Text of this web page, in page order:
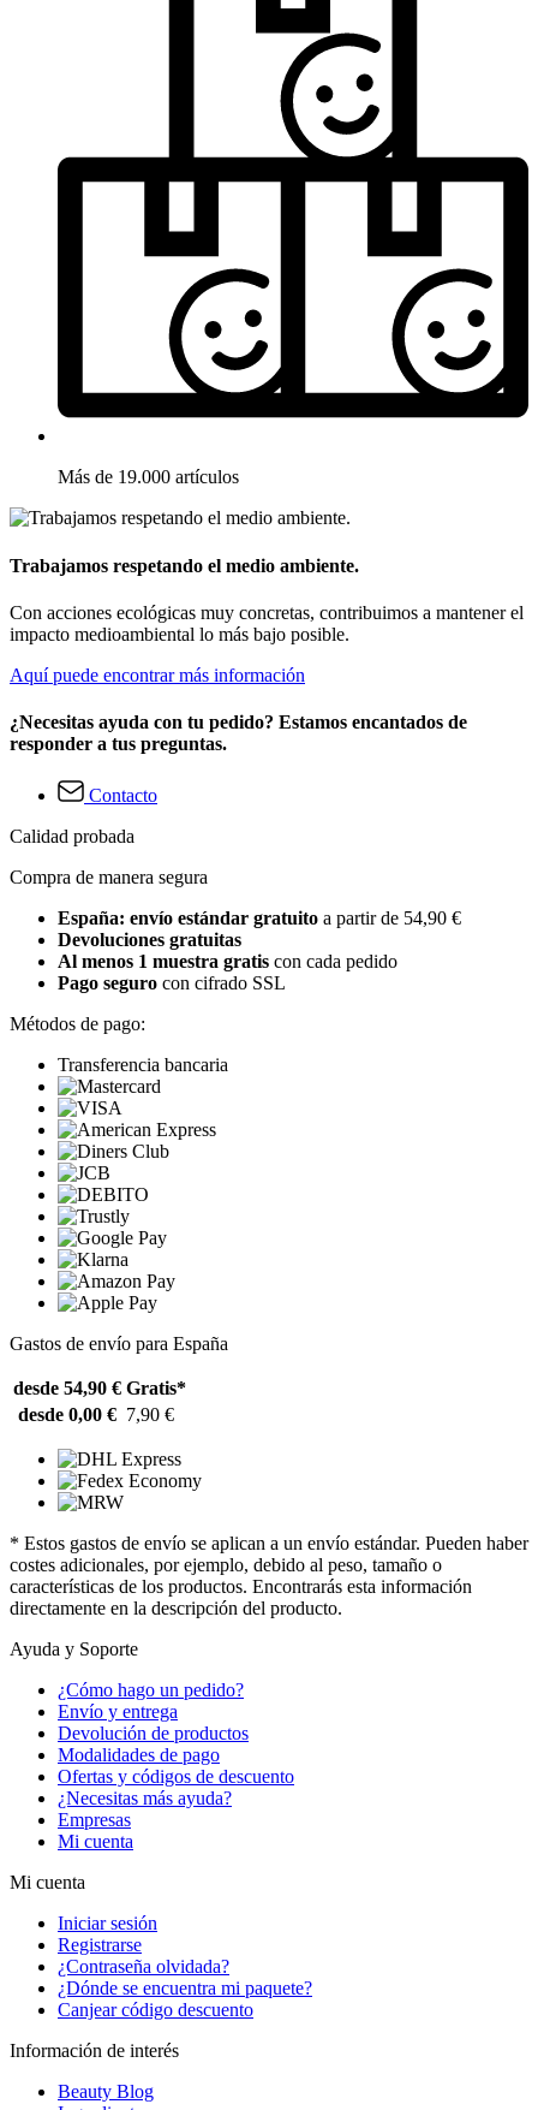
Más de 19.000 artículos
Trabajamos respetando el medio ambiente.
Con acciones ecológicas muy concretas, contribuimos a mantener el
impacto medioambiental lo más bajo posible.
Aquí puede encontrar más información
¿Necesitas ayuda con tu pedido? Estamos encantados de
responder a tus preguntas.
Contacto
Calidad probada
Compra de manera segura
España: envío estándar gratuito a partir de 54,90 €
Devoluciones gratuitas
Al menos 1 muestra gratis con cada pedido
Pago seguro con cifrado SSL
Métodos de pago:
Transferencia bancaria
Gastos de envío para España
desde 54,90 € Gratis*
desde 0,00 € 7,90 €
* Estos gastos de envío se aplican a un envío estándar. Pueden haber
costes adicionales, por ejemplo, debido al peso, tamaño o
características de los productos. Encontrarás esta información
directamente en la descripción del producto.
Ayuda y Soporte
¿Cómo hago un pedido?
Envío y entrega
Devolución de productos
Modalidades de pago
Ofertas y códigos de descuento
¿Necesitas más ayuda?
Empresas
Mi cuenta
Mi cuenta
Iniciar sesión
Registrarse
¿Contraseña olvidada?
¿Dónde se encuentra mi paquete?
Canjear código descuento
Información de interés
Beauty Blog